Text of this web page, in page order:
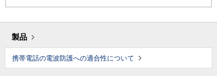
製品
携帯電話の電波防護への適合性について